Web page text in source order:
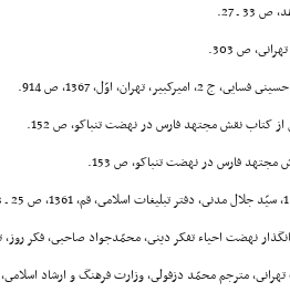
ـ 27.
تهران، اوّل، 1367، ص 914.
نهضت احیاء تفکر دینى، محمّدجواد صاحبى، فکر روز، تهران، اوّل
مترجم محمّد دزفولى، وزارت فرهنگ و ارشاد اسلامى، تهران،